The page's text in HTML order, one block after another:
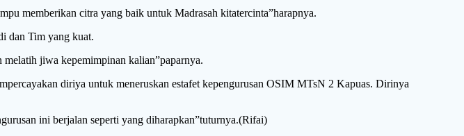
memberikan citra yang baik untuk Madrasah kitatercinta”harapnya.
dan Tim yang kuat.
melatih jiwa kepemimpinan kalian”paparnya.
diriya untuk meneruskan estafet kepengurusan OSIM MTsN 2 Kapuas. Dirinya
ini berjalan seperti yang diharapkan”tuturnya.(Rifai)